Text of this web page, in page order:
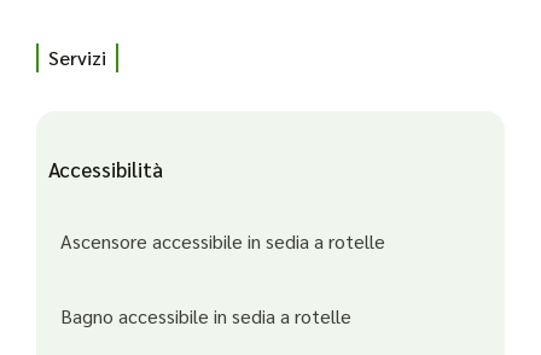
Servizi
Accessibilità
Ascensore accessibile in sedia a rotelle
Bagno accessibile in sedia a rotelle